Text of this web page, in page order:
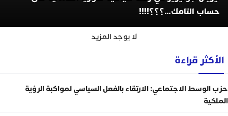
حساب التامك…؟؟؟!!!!
لا يوجد المزيد
الأكثر قراءة
حزب الوسط الاجتماعي: الارتقاء بالفعل السياسي لمواكبة الرؤية
الملكية